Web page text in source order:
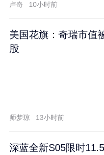
卢奇 10小时前
美国花旗：奇瑞市值
股
师梦琼 13小时前
深蓝全新S05限时